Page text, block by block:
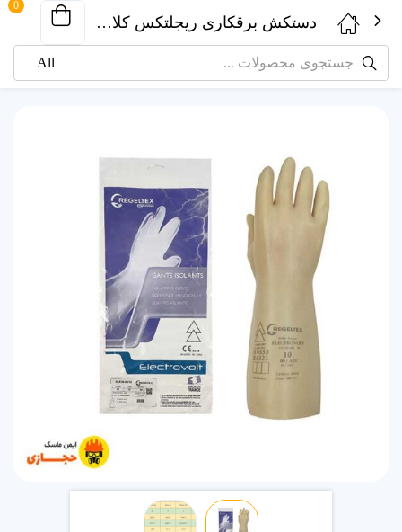
دستکش برقکاری ریجلتکس کلاس 4
0